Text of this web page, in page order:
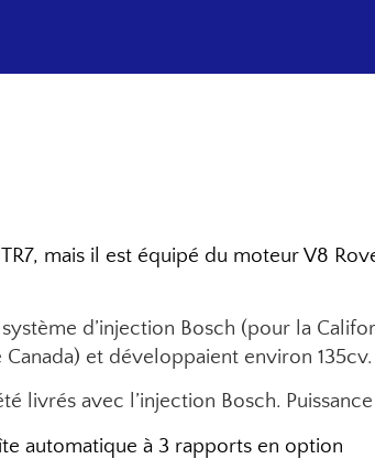
mais il est équipé du moteur V8
d’injection Bosch (pour la
et développaient environ 135cv.
livrés avec l’injection Bosch.
automatique à 3 rapports en option